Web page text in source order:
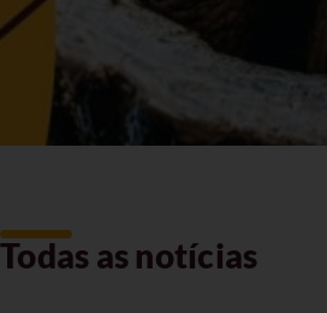
Todas as notícias